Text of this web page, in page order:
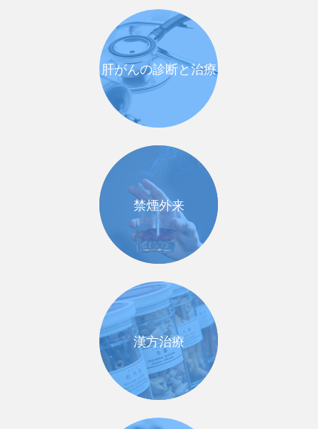
肝がんの診断と治療
禁煙外来
漢方治療